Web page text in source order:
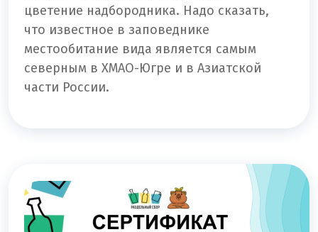
цветение надбородника. Надо сказать,
что известное в заповеднике
местообитание вида является самым
северным в ХМАО-Югре и в Азиатской
части России.